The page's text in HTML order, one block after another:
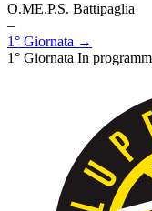
O.ME.P.S. Battipaglia
–
1° Giornata →
1° Giornata In